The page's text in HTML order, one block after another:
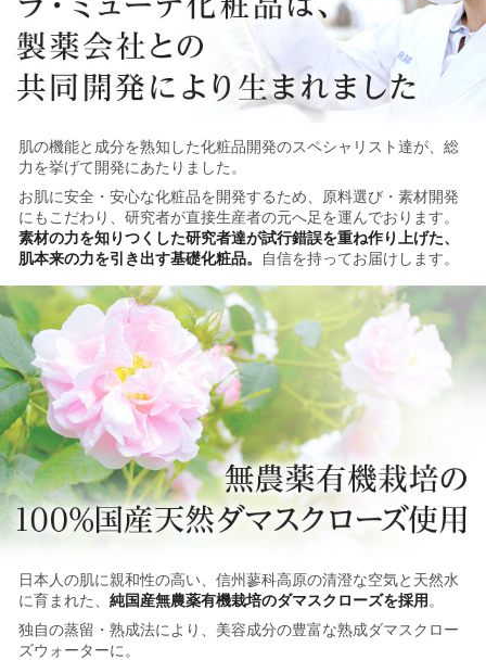
肌の機能と成分を熟知した化粧品開発のスペシャリスト達が、総
力を挙げて開発にあたりました。
お肌に安全・安心な化粧品を開発するため、原料選び・素材開発
にもこだわり、研究者が直接生産者の元へ足を運んでおります。
素材の力を知りつくした研究者達が試行錯誤を重ね作り上げた、
肌本来の力を引き出す基礎化粧品。 自信を持ってお届けします。
日本人の肌に親和性の高い、信州蓼科高原の清澄な空気と天然水
に育まれた、純国産無農薬有機栽培のダマスクローズを採用 。
独自の蒸留・熟成法により、美容成分の豊富な熟成ダマスクロー
ズウォーターに。